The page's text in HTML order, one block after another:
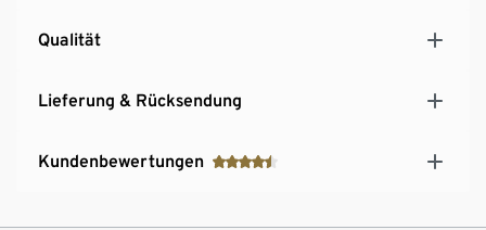
Qualität
Lieferung & Rücksendung
Kundenbewertungen